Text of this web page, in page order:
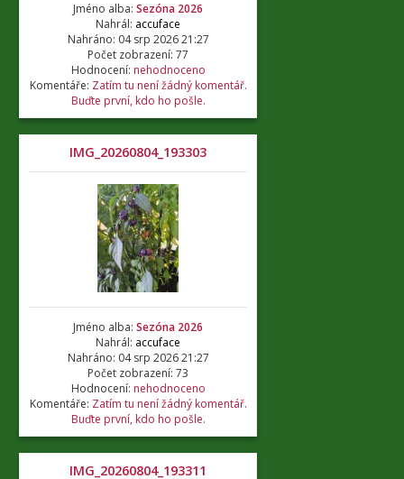
Jméno alba: Sezóna 2026
Nahrál: accuface
Nahráno: 04 srp 2026 21:27
Počet zobrazení: 77
Hodnocení: nehodnoceno
Komentáře: Zatím tu není žádný komentář.
Buďte první, kdo ho pošle.
IMG_20260804_193303
Jméno alba: Sezóna 2026
Nahrál: accuface
Nahráno: 04 srp 2026 21:27
Počet zobrazení: 73
Hodnocení: nehodnoceno
Komentáře: Zatím tu není žádný komentář.
Buďte první, kdo ho pošle.
IMG_20260804_193311